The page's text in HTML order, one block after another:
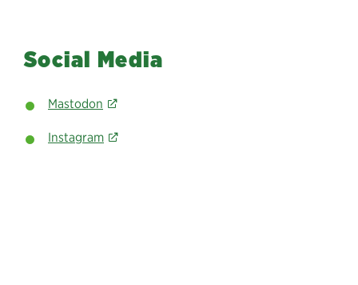
Social Media
Mastodon
Instagram